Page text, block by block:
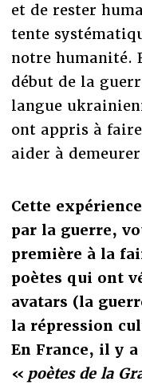
et de rester
tente
notre humanité.
début de la
langue
ont appris à
aider à
Cette
par la guerre,
première à la
poètes qui ont
avatars (la
la répression
En France, il y
« poètes de la